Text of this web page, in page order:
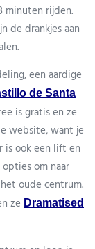
minuten rijden.
de drankjes aan
een aardige
de Santa
is gratis en ze
website, want je
is ook een lift en
om naar
oude centrum.
ze Dramatised